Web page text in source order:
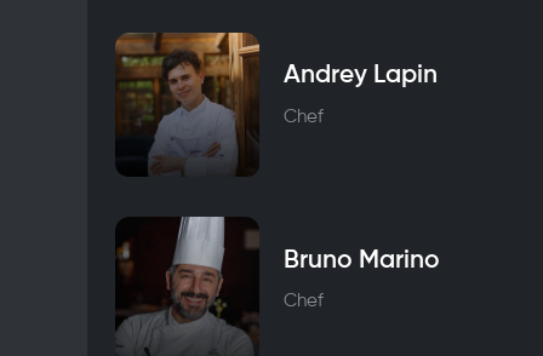
Andrey Lapin
Chef
Bruno Marino
Chef